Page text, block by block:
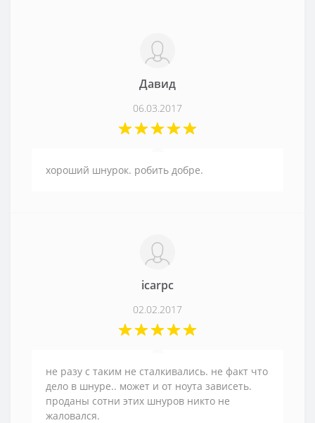
Давид
06.03.2017
хороший шнурок. робить добре.
icarpc
02.02.2017
не разу с таким не сталкивались. не факт что
дело в шнуре.. может и от ноута зависеть.
проданы сотни этих шнуров никто не
жаловался.